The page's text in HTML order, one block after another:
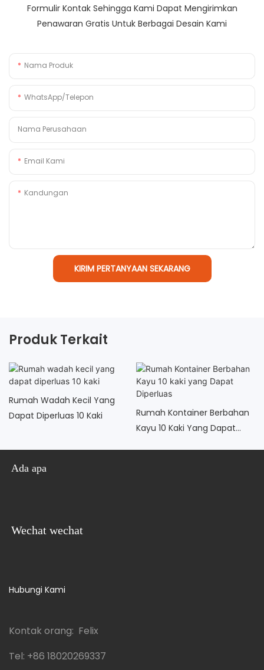
Formulir Kontak Sehingga Kami Dapat Mengirimkan
Penawaran Gratis Untuk Berbagai Desain Kami
Nama Produk
WhatsApp/Telepon
Nama Perusahaan
Email Kami
Kandungan
KIRIM PERTANYAAN SEKARANG
Produk Terkait
Rumah Wadah Kecil Yang
Dapat Diperluas 10 Kaki
Rumah Kontainer Berbahan
Kayu 10 Kaki Yang Dapat
Ada apa
Wechat wechat
Hubungi Kami
Kontak orang: Felix
Tel: +86 18020269337